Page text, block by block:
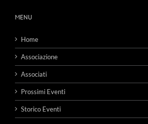
MENU
Home
Associazione
Associati
Prossimi Eventi
Storico Eventi